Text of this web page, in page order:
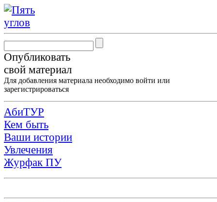
Опубликовать
свой материал
Для добавления материала необходимо войти или
зарегистрироваться
АбиТУР
Кем быть
Ваши истории
Увлечения
Журфак ПУ